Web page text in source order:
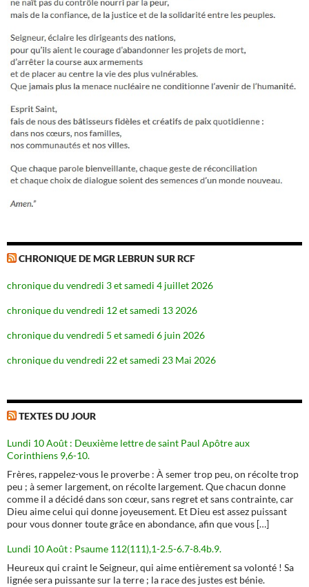
CHRONIQUE DE MGR LEBRUN SUR RCF
chronique du vendredi 3 et samedi 4 juillet 2026
chronique du vendredi 12 et samedi 13 2026
chronique du vendredi 5 et samedi 6 juin 2026
chronique du vendredi 22 et samedi 23 Mai 2026
TEXTES DU JOUR
Lundi 10 Août : Deuxième lettre de saint Paul Apôtre aux
Corinthiens 9,6-10.
Frères, rappelez-vous le proverbe : À semer trop peu, on récolte trop
peu ; à semer largement, on récolte largement. Que chacun donne
comme il a décidé dans son cœur, sans regret et sans contrainte, car
Dieu aime celui qui donne joyeusement. Et Dieu est assez puissant
pour vous donner toute grâce en abondance, afin que vous […]
Lundi 10 Août : Psaume 112(111),1-2.5-6.7-8.4b.9.
Heureux qui craint le Seigneur, qui aime entièrement sa volonté ! Sa
lignée sera puissante sur la terre ; la race des justes est bénie.